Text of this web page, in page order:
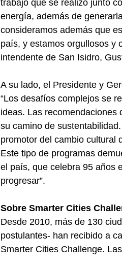
trabajo que se realizó junto
energía, además de
consideramos además que
país, y estamos orgullosos y
intendente de San Isidro,
A su lado, el Presidente y
“Los desafíos complejos se
ideas. Las recomendaciones
su camino de
promotor del cambio cultural
Este tipo de programas
el país, que celebra 95 años
progresar”.
Sobre Smarter Cities
Desde 2010, más de 130
postulantes- han recibido a
Smarter Cities Challenge.